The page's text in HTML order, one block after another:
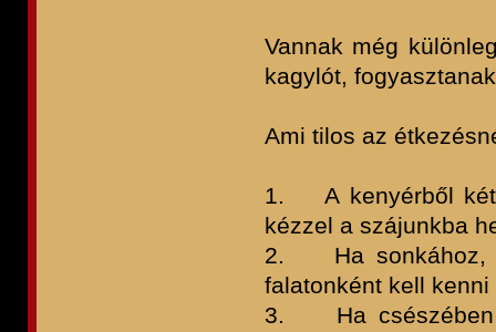
Vannak még
kagylót,
Ami tilos az
1. A kenyérből két
kézzel a szájunkba
2. Ha sonkához,
falatonként kell
3. Ha csészében